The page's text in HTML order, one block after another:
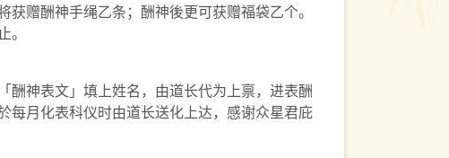
获赠酬神手绳乙条；酬神後更可获赠福袋乙个。
。
酬神表文」填上姓名，由道长代为上禀，进表酬
每月化表科仪时由道长送化上达，感谢众星君庇